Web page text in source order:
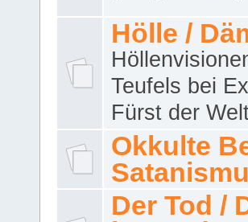
Hölle /
Teufels bei
Fürst der
Okkulte
Der Tod /